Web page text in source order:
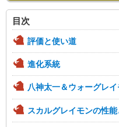
目次
評価と使い道
進化系統
八神太一＆ウォーグレ
スカルグレイモンの性